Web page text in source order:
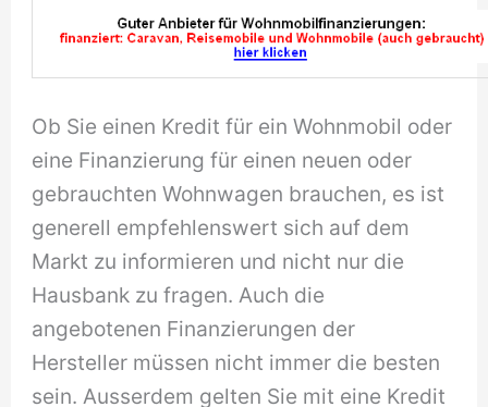
Ob Sie einen Kredit für ein Wohnmobil oder
eine Finanzierung für einen neuen oder
gebrauchten Wohnwagen brauchen, es ist
generell empfehlenswert sich auf dem
Markt zu informieren und nicht nur die
Hausbank zu fragen. Auch die
angebotenen Finanzierungen der
Hersteller müssen nicht immer die besten
sein. Ausserdem gelten Sie mit eine Kredit